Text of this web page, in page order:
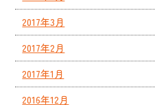
2017年3月
2017年2月
2017年1月
2016年12月